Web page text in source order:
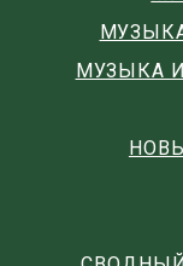
МУЗЫКА